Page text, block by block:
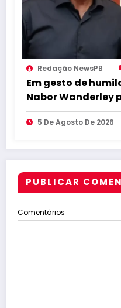
Redação NewsPB
Em gesto de
Nabor Wanderley
para João
compromisso com
5 De Agosto De 2026
PUBLICAR
Comentários